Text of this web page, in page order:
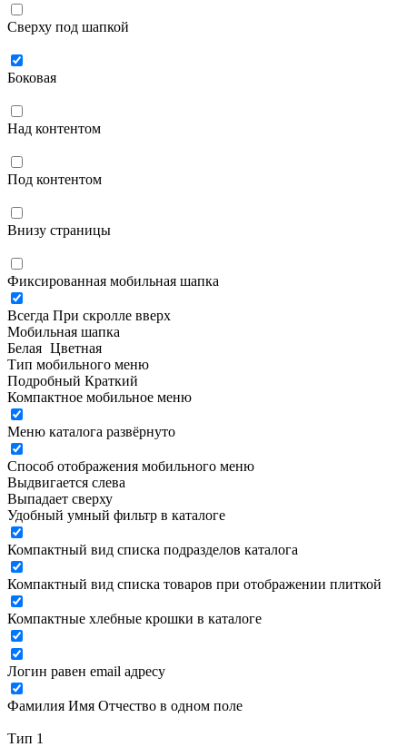
Сверху под шапкой
Боковая
Над контентом
Под контентом
Внизу страницы
Фиксированная мобильная шапка
Всегда При скролле вверх
Мобильная шапка
Белая Цветная
Тип мобильного меню
Подробный Краткий
Компактное мобильное меню
Меню каталога развёрнуто
Способ отображения мобильного меню
Выдвигается слева
Выпадает сверху
Удобный умный фильтр в каталоге
Компактный вид списка подразделов каталога
Компактный вид списка товаров при отображении плиткой
Компактные хлебные крошки в каталоге
Логин равен email адресу
Фамилия Имя Отчество в одном поле
Тип 1